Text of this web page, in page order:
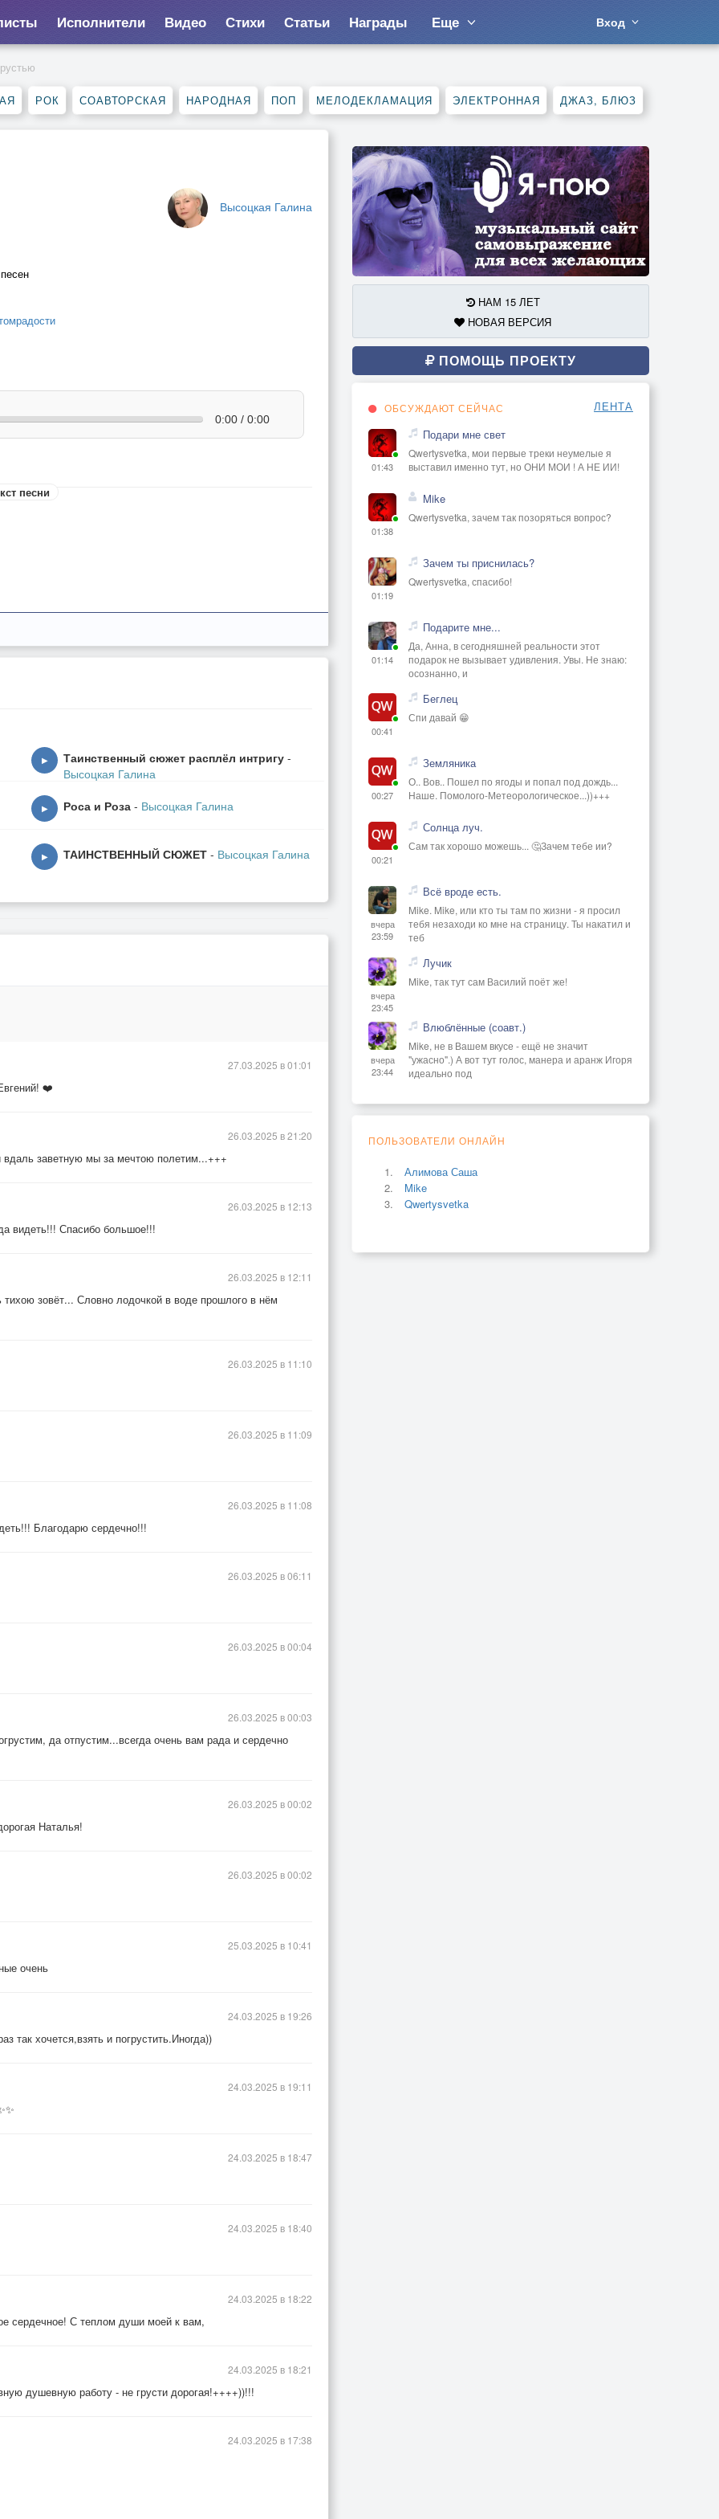
Исполнители Видео Стихи Статьи Награды Еще Вход
РОК СОАВТОРСКАЯ НАРОДНАЯ ПОП МЕЛОДЕКЛАМАЦИЯ ЭЛЕКТРОННАЯ ДЖАЗ, БЛЮЗ
Высоцкая Галина
0:00 / 0:00
песни
▶ Таинственный сюжет расплёл интригу -
Высоцкая Галина
▶ Роса и Роза - Высоцкая Галина
▶ ТАИНСТВЕННЫЙ СЮЖЕТ - Высоцкая Галина
❤️
27.03.2025 в 01:01
заветную мы за мечтою полетим...+++
26.03.2025 в 21:20
видеть!!! Спасибо большое!!!
26.03.2025 в 12:13
зовёт... Словно лодочкой в воде прошлого в нём
26.03.2025 в 12:11
26.03.2025 в 11:10
26.03.2025 в 11:09
Благодарю сердечно!!!
26.03.2025 в 11:08
26.03.2025 в 06:11
26.03.2025 в 00:04
да отпустим...всегда очень вам рада и сердечно
26.03.2025 в 00:03
Наталья!
26.03.2025 в 00:02
26.03.2025 в 00:02
очень
25.03.2025 в 10:41
так хочется,взять и погрустить.Иногда))
24.03.2025 в 19:26
24.03.2025 в 19:11
24.03.2025 в 18:47
24.03.2025 в 18:40
сердечное! С теплом души моей к вам,
24.03.2025 в 18:22
душевную работу - не грусти дорогая!++++))!!!
24.03.2025 в 18:21
24.03.2025 в 17:38
НАМ 15 ЛЕТ
НОВАЯ ВЕРСИЯ
ПОМОЩЬ ПРОЕКТУ
ОБСУЖДАЮТ СЕЙЧАС ЛЕНТА
01:43
Подари мне свет
Qwertysvetka, мои первые треки неумелые я
выставил именно тут, но ОНИ МОИ ! А НЕ ИИ!
01:38
Mike
Qwertysvetka, зачем так позоряться вопрос?
01:19
Зачем ты приснилась?
Qwertysvetka, спасибо!
01:14
Подарите мне...
Да, Анна, в сегодняшней реальности этот
подарок не вызывает удивления. Увы. Не знаю:
осознанно, и
00:41
Беглец
Спи давай 😁
00:27
Земляника
О.. Вов.. Пошел по ягоды и попал под дождь...
Наше. Помолого-Метеорологическое...))+++
00:21
Солнца луч.
Сам так хорошо можешь... 🤔Зачем тебе ии?
вчера
23:59
Всё вроде есть.
Mike. Mike, или кто ты там по жизни - я просил
тебя незаходи ко мне на страницу. Ты накатил и
теб
вчера
23:45
Лучик
Mike, так тут сам Василий поёт же!
вчера
23:44
Влюблённые (соавт.)
Mike, не в Вашем вкусе - ещё не значит
"ужасно".) А вот тут голос, манера и аранж Игоря
идеально под
ПОЛЬЗОВАТЕЛИ ОНЛАЙН
Алимова Саша
Mike
Qwertysvetka